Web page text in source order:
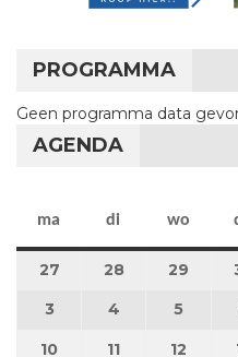
PROGRAMMA
Geen programma data
AGENDA
ma maandag
di dinsdag
wo
27 27 juli 2026
28 28 juli 2026
29 29
3 3 augustus 2026
4 4 augustus
5 5
10 10 augustus 2026
11 11 augustus
12 12